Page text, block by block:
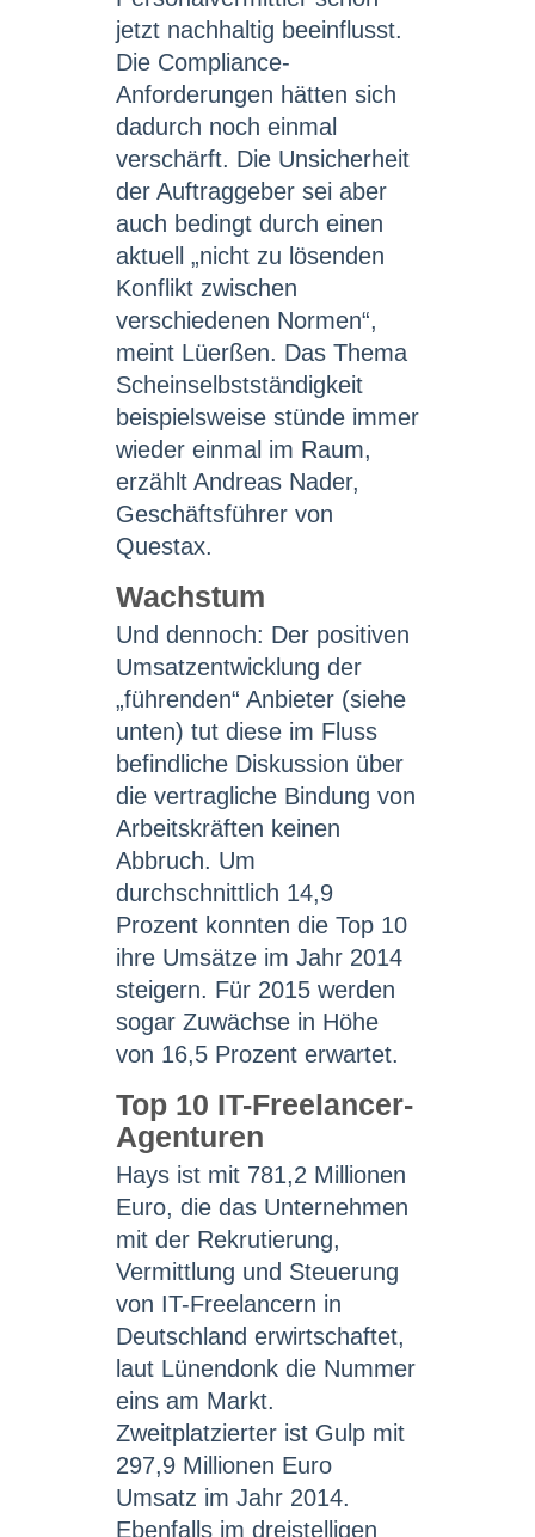
jetzt nachhaltig beeinflusst.
Die Compliance-
Anforderungen hätten sich
dadurch noch einmal
verschärft. Die Unsicherheit
der Auftraggeber sei aber
auch bedingt durch einen
aktuell „nicht zu lösenden
Konflikt zwischen
verschiedenen Normen“,
meint Lüerßen. Das Thema
Scheinselbstständigkeit
beispielsweise stünde immer
wieder einmal im Raum,
erzählt Andreas Nader,
Geschäftsführer von
Questax.
Wachstum
Und dennoch: Der positiven
Umsatzentwicklung der
„führenden“ Anbieter (siehe
unten) tut diese im Fluss
befindliche Diskussion über
die vertragliche Bindung von
Arbeitskräften keinen
Abbruch. Um
durchschnittlich 14,9
Prozent konnten die Top 10
ihre Umsätze im Jahr 2014
steigern. Für 2015 werden
sogar Zuwächse in Höhe
von 16,5 Prozent erwartet.
Top 10 IT-Freelancer-
Agenturen
Hays ist mit 781,2 Millionen
Euro, die das Unternehmen
mit der Rekrutierung,
Vermittlung und Steuerung
von IT-Freelancern in
Deutschland erwirtschaftet,
laut Lünendonk die Nummer
eins am Markt.
Zweitplatzierter ist Gulp mit
297,9 Millionen Euro
Umsatz im Jahr 2014.
Ebenfalls im dreistelligen